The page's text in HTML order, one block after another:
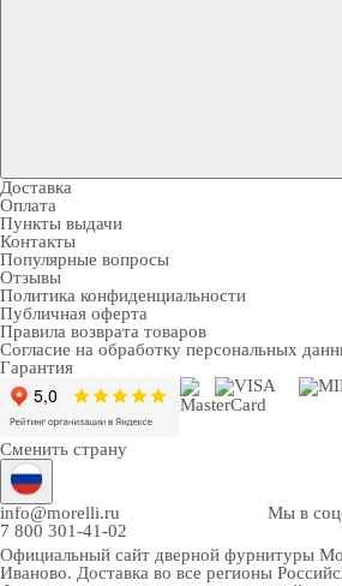
Доставка
Оплата
Пункты выдачи
Контакты
Популярные вопросы
Отзывы
Политика конфиденциальности
Публичная оферта
Правила возврата товаров
Согласие на обработку персональных
Гарантия
Сменить страну
info@morelli.ru
7 800 301-41-02
Мы в
Официальный сайт дверной фурнитуры
Иваново. Доставка во все регионы